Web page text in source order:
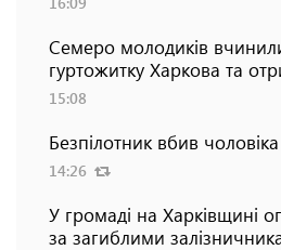
Семеро молодиків
гуртожитку Харкова та
15:08
Безпілотник вбив
14:26
У громаді на Харківщині
за загиблими